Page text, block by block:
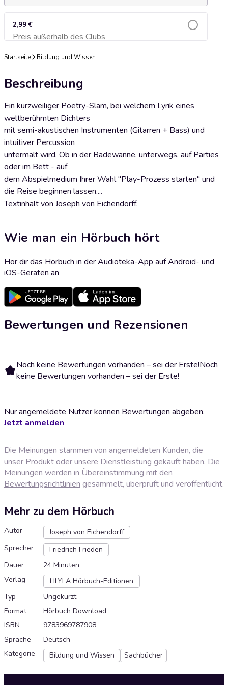
2,99 €
Preis außerhalb des ClubsZum Warenkorb hinzufügen
Startseite Bildung und Wissen
Beschreibung
Ein kurzweiliger Poetry-Slam, bei welchem Lyrik eines
weltberühmten Dichters
mit semi-akustischen Instrumenten (Gitarren + Bass) und
intuitiver Percussion
untermalt wird. Ob in der Badewanne, unterwegs, auf Parties
oder im Bett - auf
dem Abspielmedium Ihrer Wahl "Play-Prozess starten" und
die Reise beginnen lassen....
Textinhalt von Joseph von Eichendorff.
Wie man ein Hörbuch hört
Hör dir das Hörbuch in der Audioteka-App auf Android- und
iOS-Geräten an
Bewertungen und Rezensionen
Noch keine Bewertungen vorhanden – sei der Erste!Noch
keine Bewertungen vorhanden – sei der Erste!
Nur angemeldete Nutzer können Bewertungen abgeben.
Jetzt anmelden
Die Meinungen stammen von angemeldeten Kunden, die
unser Produkt oder unsere Dienstleistung gekauft haben. Die
Meinungen werden in Übereinstimmung mit den
Bewertungsrichtlinien gesammelt, überprüft und veröffentlicht.
Mehr zu dem Hörbuch
Autor
Joseph von Eichendorff
Sprecher
Friedrich Frieden
Dauer
24 Minuten
Verlag
LILYLA Hörbuch-Editionen
Typ
Ungekürzt
Format
Hörbuch Download
ISBN
9783969787908
Sprache
Deutsch
Kategorie
Bildung und Wissen Sachbücher